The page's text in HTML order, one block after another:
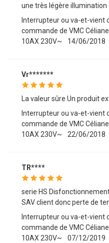
une très légère illumination
Interrupteur ou va-et-vient
commande de VMC Céliane
10AX 230V~
14/06/2018
Vr*******
La valeur sûre Un produit
Interrupteur ou va-et-vient
commande de VMC Céliane
10AX 230V~
22/06/2018
TR****
serie HS
SAV client donc perte de
Interrupteur ou va-et-vient
commande de VMC Céliane
10AX 230V~
07/12/2019